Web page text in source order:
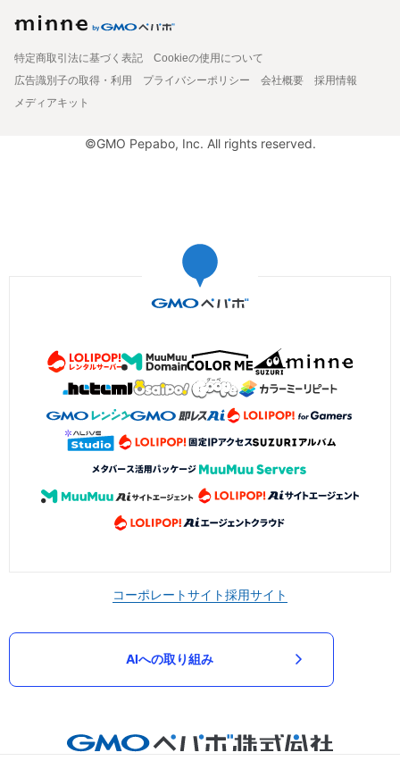
特定商取引法に基づく表記
Cookieの使用について
広告識別子の取得・利用
プライバシーポリシー 会社概要
採用情報
メディアキット
©GMO Pepabo, Inc. All rights reserved.
コーポレートサイト採用サイト
AIへの取り組み